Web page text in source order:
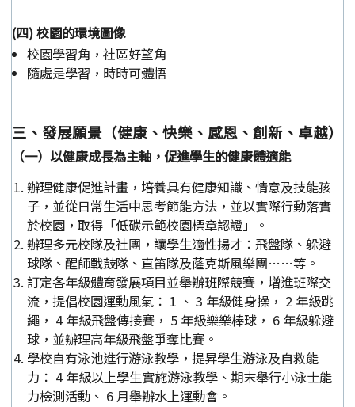
(四) 校園的環境圖像
校園學習角，社區好望角
隨處是學習，時時可體悟
三、發展願景（健康、快樂、感恩、創新、卓越）
（一）以健康成長為主軸，促進學生的健康體適能
辦理健康促進計畫，培養具有健康知識、情意及技能孩
子，並從日常生活中思考節能方法，並以實際行動落實
於校園，取得「低碳示範校園標章認證」。
辦理多元校隊及社團，讓學生適性揚才：飛盤隊、躲避
球隊、醒師戰鼓隊、直笛隊及蕯克斯風樂團……等。
訂定各年級體育發展項目並舉辦班際競賽，增進班際交
流，提倡校園運動風氣： 1 、 3 年級健身操， 2 年級跳
繩， 4 年級飛盤傳接賽， 5 年級樂樂棒球， 6 年級躲避
球，並辦理高年級飛盤爭奪比賽。
學校自有泳池進行游泳教學，提昇學生游泳及自救能
力： 4 年級以上學生實施游泳教學、期末舉行小泳士能
力檢測活動、 6 月舉辦水上運動會。